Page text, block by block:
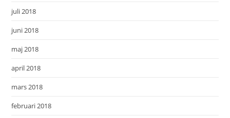
juli 2018
juni 2018
maj 2018
april 2018
mars 2018
februari 2018